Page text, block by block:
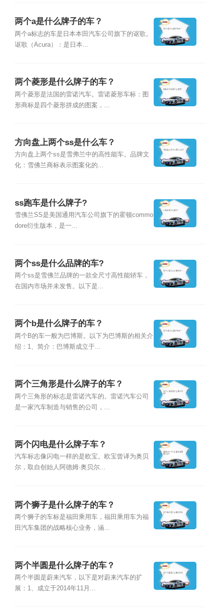
两个a是什么牌子的车？
两个a标志的车是日本本田汽车公司旗下的讴歌。
讴歌（Acura）：是日本...
两个菱形是什么牌子的车？
两个菱形是法国的雷诺汽车。雷诺菱形车标：图
形商标是四个菱形拼成的图案，...
方向盘上两个ss是什么车？
方向盘上两个ss是雪弗兰中的高性能车。品牌文
化：雪佛兰商标表示图案化的...
ss跑车是什么牌子?
雪佛兰SS是美国通用汽车公司旗下的霍顿commo
dore衍生版本，是一...
两个ss是什么品牌的车?
两个ss是雪佛兰品牌的一款全尺寸高性能轿车，
在国内市场并未发售。以下是...
两个b是什么牌子的车？
两个B的车一般为巴博斯。以下为巴博斯的相关介
绍：1、简介：巴博斯成立于...
两个三角形是什么牌子的车？
两个三角形的标志是雷诺汽车的。雷诺汽车公司
是一家汽车制造与销售的公司，...
两个闪电是什么牌子车？
汽车标志像闪电一样的是欧宝。欧宝曾译为奥贝
尔，取自创始人阿德姆·奥贝尔...
两个狮子是什么牌子的车？
两个狮子的车标是福田乘用车，福田乘用车为福
田汽车集团的战略核心业务，涵...
两个半圆是什么牌子的车？
两个半圆是蔚来汽车，以下是对蔚来汽车的扩
展：1、成立于2014年11月...